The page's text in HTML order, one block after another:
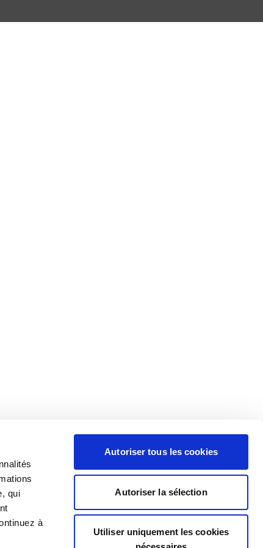
qui
à
Autoriser tous les cookies
Autoriser la sélection
Utiliser uniquement les cookies